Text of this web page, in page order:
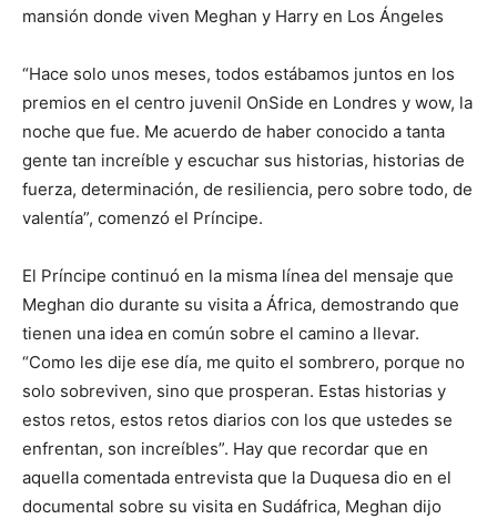
mansión donde viven Meghan y Harry en Los Ángeles
“Hace solo unos meses, todos estábamos juntos en los
premios en el centro juvenil OnSide en Londres y wow, la
noche que fue. Me acuerdo de haber conocido a tanta
gente tan increíble y escuchar sus historias, historias de
fuerza, determinación, de resiliencia, pero sobre todo, de
valentía”, comenzó el Príncipe.
El Príncipe continuó en la misma línea del mensaje que
Meghan dio durante su visita a África, demostrando que
tienen una idea en común sobre el camino a llevar.
“Como les dije ese día, me quito el sombrero, porque no
solo sobreviven, sino que prosperan. Estas historias y
estos retos, estos retos diarios con los que ustedes se
enfrentan, son increíbles”. Hay que recordar que en
aquella comentada entrevista que la Duquesa dio en el
documental sobre su visita en Sudáfrica, Meghan dijo